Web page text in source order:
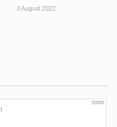
3 August 2022
20000